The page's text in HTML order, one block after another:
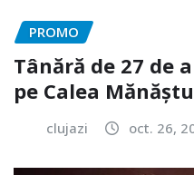
PROMO
Tânără de 27 de
pe Calea
clujazi oct. 26,